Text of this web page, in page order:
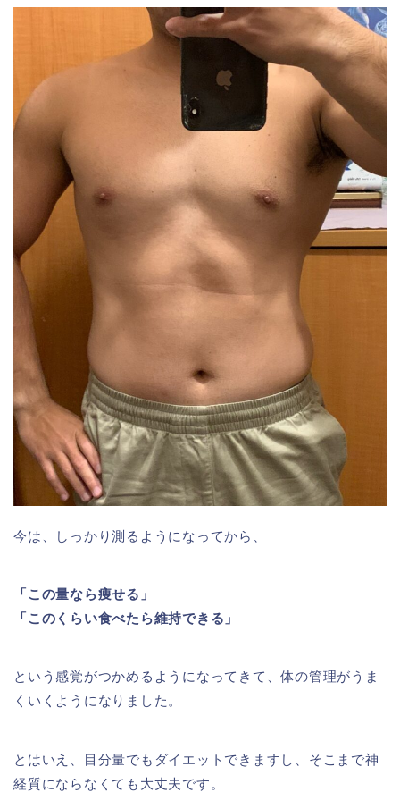
今は、しっかり測るようになってから、
「この量なら痩せる」
「このくらい食べたら維持できる」
という感覚がつかめるようになってきて、体の管理がうま
くいくようになりました。
とはいえ、目分量でもダイエットできますし、そこまで神
経質にならなくても大丈夫です。